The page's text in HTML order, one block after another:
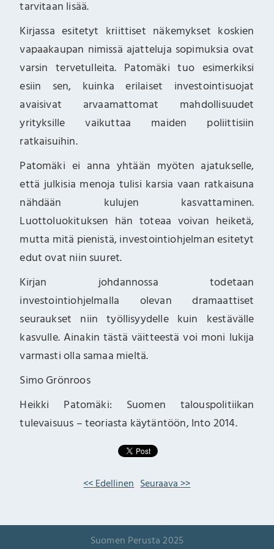
tarvitaan lisää.
Kirjassa esitetyt kriittiset näkemykset koskien
vapaakaupan nimissä ajatteluja sopimuksia ovat
varsin tervetulleita. Patomäki tuo esimerkiksi
esiin sen, kuinka erilaiset investointisuojat
avaisivat arvaamattomat mahdollisuudet
yrityksille vaikuttaa maiden poliittisiin
ratkaisuihin.
Patomäki ei anna yhtään myöten ajatukselle,
että julkisia menoja tulisi karsia vaan ratkaisuna
nähdään kulujen kasvattaminen.
Luottoluokituksen hän toteaa voivan heiketä,
mutta mitä pienistä, investointiohjelman esitetyt
edut ovat niin suuret.
Kirjan johdannossa todetaan
investointiohjelmalla olevan dramaattiset
seuraukset niin työllisyydelle kuin kestävälle
kasvulle. Ainakin tästä väitteestä voi moni lukija
varmasti olla samaa mieltä.
Simo Grönroos
Heikki Patomäki: Suomen talouspolitiikan
tulevaisuus – teoriasta käytäntöön, Into 2014.
<< Edellinen Seuraava >>
Suomen Perusta 2025